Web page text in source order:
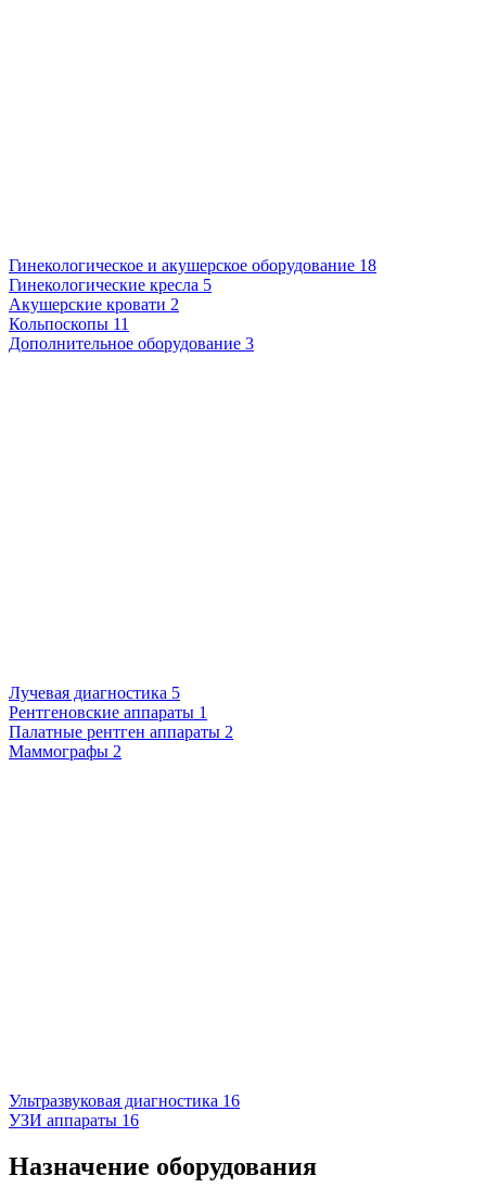
Гинекологическое и акушерское оборудование 18
Гинекологические кресла 5
Акушерские кровати 2
Кольпоскопы 11
Дополнительное оборудование 3
Лучевая диагностика 5
Рентгеновские аппараты 1
Палатные рентген аппараты 2
Маммографы 2
Ультразвуковая диагностика 16
УЗИ аппараты 16
Назначение оборудования